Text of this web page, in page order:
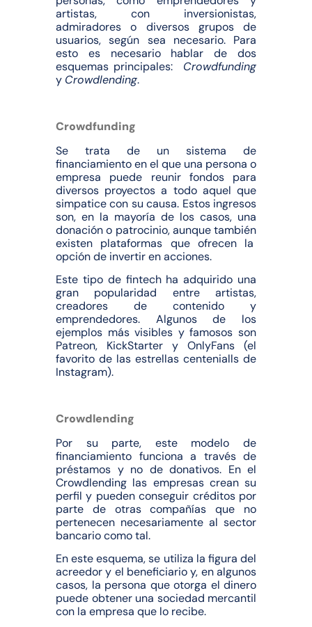
artistas, con inversionistas,
admiradores o diversos grupos de
usuarios, según sea necesario. Para
esto es necesario hablar de dos
esquemas principales: Crowdfunding
y Crowdlending.
Crowdfunding
Se trata de un sistema de
financiamiento en el que una persona o
empresa puede reunir fondos para
diversos proyectos a todo aquel que
simpatice con su causa. Estos ingresos
son, en la mayoría de los casos, una
donación o patrocinio, aunque también
existen plataformas que ofrecen la
opción de invertir en acciones.
Este tipo de fintech ha adquirido una
gran popularidad entre artistas,
creadores de contenido y
emprendedores. Algunos de los
ejemplos más visibles y famosos son
Patreon, KickStarter y OnlyFans (el
favorito de las estrellas centenialls de
Instagram).
Crowdlending
Por su parte, este modelo de
financiamiento funciona a través de
préstamos y no de donativos. En el
Crowdlending las empresas crean su
perfil y pueden conseguir créditos por
parte de otras compañías que no
pertenecen necesariamente al sector
bancario como tal.
En este esquema, se utiliza la figura del
acreedor y el beneficiario y, en algunos
casos, la persona que otorga el dinero
puede obtener una sociedad mercantil
con la empresa que lo recibe.